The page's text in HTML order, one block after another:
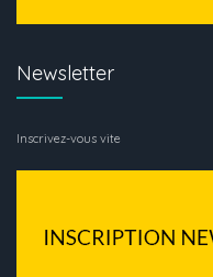
Newsletter
Inscrivez-vous vite